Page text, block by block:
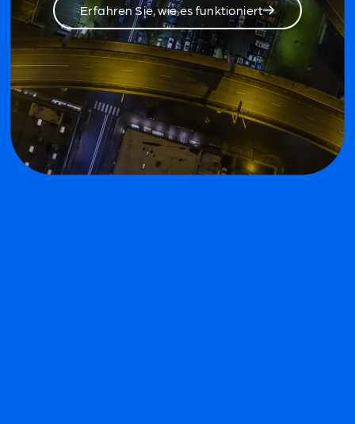
Erfahren Sie, wie es funktioniert